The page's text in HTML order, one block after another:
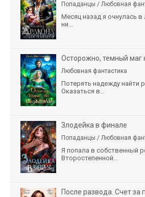
Попаданцы / Любовная
Месяц назад я очнулась в
ни...
Осторожно, темный маг
Любовная фантастика
Потерять надежду найти
Оказаться в...
Злодейка в финале
Попаданцы / Любовная
Я попала в собственный
Второстепенной...
После развода. Счет за